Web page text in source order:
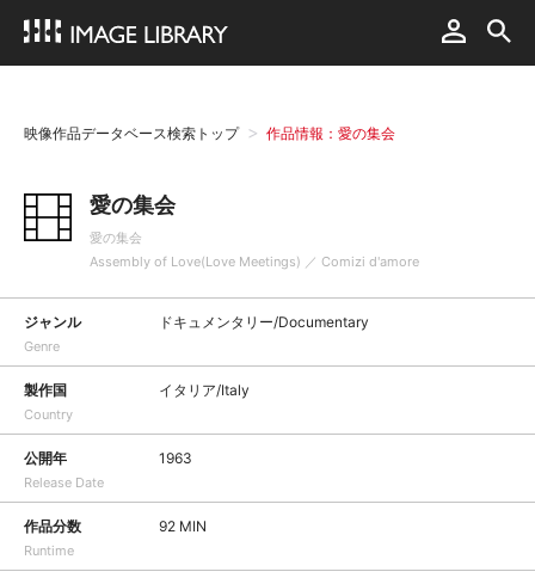
映像作品データベース検索トップ 作品情報：愛の集会
愛の集会
愛の集会
Assembly of Love(Love Meetings) ／ Comizi d'amore
ジャンル
Genre
ドキュメンタリー/Documentary
製作国
Country
イタリア/Italy
公開年
Release Date
1963
作品分数
Runtime
92 MIN